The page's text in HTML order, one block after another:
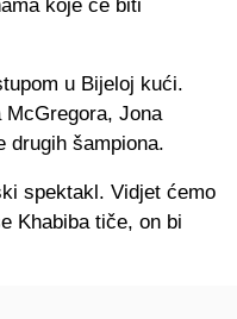
koje će biti
u Bijeloj kući.
Jona
drugih šampiona.
spektakl. Vidjet ćemo
Khabiba tiče, on bi